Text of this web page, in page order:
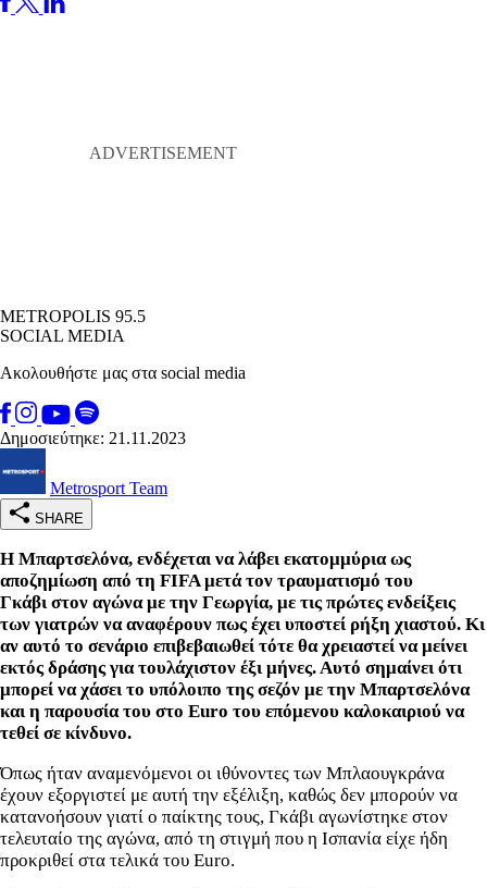
METROPOLIS 95.5
SOCIAL MEDIA
Ακολουθήστε μας στα social media
Δημοσιεύτηκε: 21.11.2023
Metrosport Team
SHARE
Η Μπαρτσελόνα, ενδέχεται να λάβει εκατομμύρια ως
αποζημίωση από τη FIFA μετά τον τραυματισμό του
Γκάβι στον αγώνα με την Γεωργία, με τις πρώτες ενδείξεις
των γιατρών να αναφέρουν πως έχει υποστεί ρήξη χιαστού. Κι
αν αυτό το σενάριο επιβεβαιωθεί τότε θα χρειαστεί να μείνει
εκτός δράσης για τουλάχιστον έξι μήνες. Αυτό σημαίνει ότι
μπορεί να χάσει το υπόλοιπο της σεζόν με την Μπαρτσελόνα
και η παρουσία του στο Euro του επόμενου καλοκαιριού να
τεθεί σε κίνδυνο.
Όπως ήταν αναμενόμενοι οι ιθύνοντες των Μπλαουγκράνα
έχουν εξοργιστεί με αυτή την εξέλιξη, καθώς δεν μπορούν να
κατανοήσουν γιατί ο παίκτης τους, Γκάβι αγωνίστηκε στον
τελευταίο της αγώνα, από τη στιγμή που η Ισπανία είχε ήδη
προκριθεί στα τελικά του Euro.